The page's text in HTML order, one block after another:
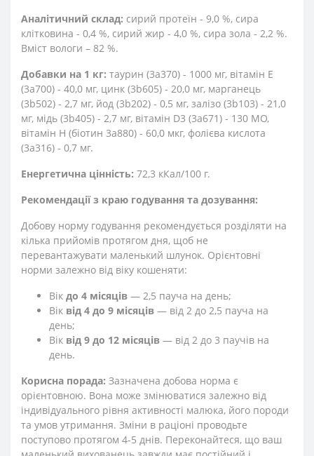
Аналітичний склад: сирий протеїн - 9,0 %, сира
клітковина - 0,4 %, сирий жир - 4,0 %, сира зола - 2,2 %.
Вміст вологи – 82 %.
Добавки на 1 кг: таурин (3а370) - 1000 мг, вітамін E
(3a700) - 40,0 мг, цинк (3b605) - 20,0 мг, марганець
(3b502) - 2,7 мг, йод (3b202) - 0,5 мг, залізо (3b103) - 21,0
мг, мідь (3b405) - 2,7 мг, вітамін D3 (3a671) - 130 МО,
вітамін Н (біотин 3a880) - 60,0 мкг, фолієва кислота
(3а316) - 0,7 мг.
Енергетична цінність: 72,3 кКал/100 г.
Рекомендації з краю годування та дозування:
Добову норму годування рекомендується розділяти на
кілька прийомів протягом дня, щоб не
перевантажувати маленький шлунок. Орієнтовні
норми залежно від віку кошеняти:
Вік до 4 місяців — 2,5 пауча на день;
Вік від 4 до 9 місяців — від 2 до 2,5 пауча на
день;
Вік від 9 до 12 місяців — від 2 до 3 паучів на
день.
Корисна порада: Зазначена добова норма є
орієнтовною. Вона може змінюватися залежно від
індивідуального рівня активності малюка, його породи
та умов утримання. Зміни в раціоні проводьте
поступово протягом 4-5 днів. Переконайтеся, що ваш